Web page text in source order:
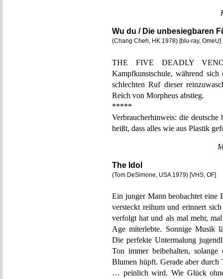
Wu du / Die unbesiegbaren
(Chang Cheh, HK 1978) [blu-ray, OmeU]
THE FIVE DEADLY
Kampfkunstschule, während sich
schlechten Ruf dieser
Reich von Morpheus abstieg.
*****
Verbraucherhinweis: die
heißt, dass alles wie aus Plastik
The Idol
(Tom DeSimone, USA 1979) [VHS, OF]
Ein junger Mann beobachtet eine
versteckt reihum und erinnert
verfolgt hat und als mal mehr,
Age miterlebte. Sonnige Musik
Die perfekte Untermalung
Ton immer beibehalten,
Blumen hüpft. Gerade aber
… peinlich wird. Wie Glück